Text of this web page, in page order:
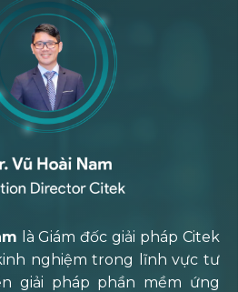
là Giám đốc giải pháp Citek
nghiệm trong lĩnh vực tư
giải pháp phần mềm ứng